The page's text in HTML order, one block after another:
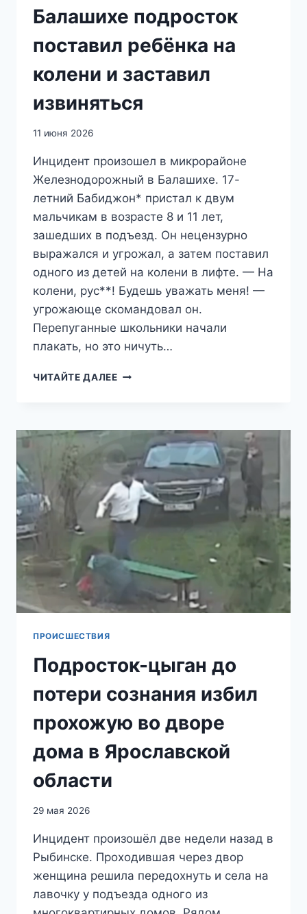
Балашихе подросток
поставил ребёнка на
колени и заставил
извиняться
11 июня 2026
Инцидент произошел в микрорайоне
Железнодорожный в Балашихе. 17-
летний Бабиджон* пристал к двум
мальчикам в возрасте 8 и 11 лет,
зашедших в подъезд. Он нецензурно
выражался и угрожал, а затем поставил
одного из детей на колени в лифте. — На
колени, рус**! Будешь уважать меня! —
угрожающе скомандовал он.
Перепуганные школьники начали
плакать, но это ничуть…
ЧИТАЙТЕ ДАЛЕЕ«НА
ПОДМОСКОВНОЙ
БАЛАШИХЕ
ПОДРОСТОК
ПОСТАВИЛ
РЕБЁНКА
НА
КОЛЕНИ
ИЗВИНЯТЬСЯ
ПРОИСШЕСТВИЯ
Подросток-цыган до
потери сознания избил
прохожую во дворе
дома в Ярославской
области
29 мая 2026
Инцидент произошёл две недели назад в
Рыбинске. Проходившая через двор
женщина решила передохнуть и села на
лавочку у подъезда одного из